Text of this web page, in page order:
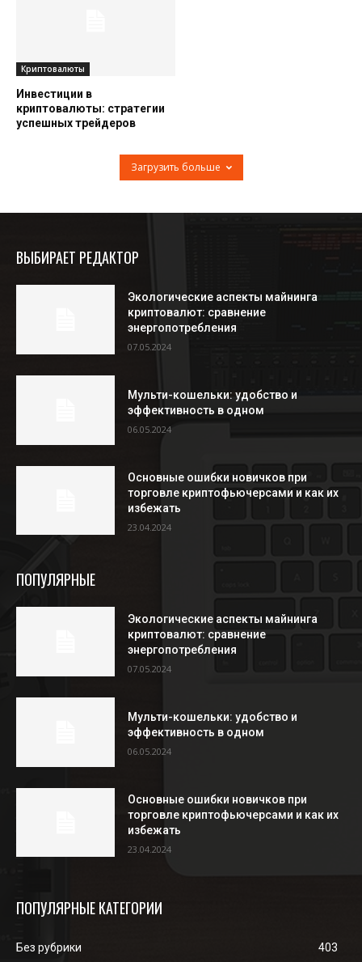
Криптовалюты
Инвестиции в
криптовалюты: стратегии
успешных трейдеров
Загрузить больше
ВЫБИРАЕТ РЕДАКТОР
Экологические аспекты майнинга
криптовалют: сравнение
энергопотребления
07.05.2024
Мульти-кошельки: удобство и
эффективность в одном
06.05.2024
Основные ошибки новичков при
торговле криптофьючерсами и как их
избежать
23.04.2024
ПОПУЛЯРНЫЕ
Экологические аспекты майнинга
криптовалют: сравнение
энергопотребления
07.05.2024
Мульти-кошельки: удобство и
эффективность в одном
06.05.2024
Основные ошибки новичков при
торговле криптофьючерсами и как их
избежать
23.04.2024
ПОПУЛЯРНЫЕ КАТЕГОРИИ
Без рубрики
403